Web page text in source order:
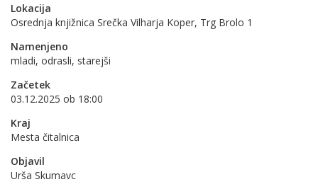
Lokacija
Osrednja knjižnica Srečka Vilharja Koper, Trg Brolo 1
Namenjeno
mladi, odrasli, starejši
Začetek
03.12.2025 ob 18:00
Kraj
Mesta čitalnica
Objavil
Urša Skumavc